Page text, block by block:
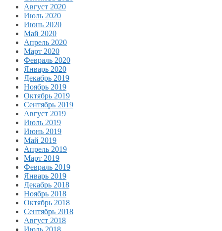
Август 2020
Июль 2020
Июнь 2020
Май 2020
Апрель 2020
Март 2020
Февраль 2020
Январь 2020
Декабрь 2019
Ноябрь 2019
Октябрь 2019
Сентябрь 2019
Август 2019
Июль 2019
Июнь 2019
Май 2019
Апрель 2019
Март 2019
Февраль 2019
Январь 2019
Декабрь 2018
Ноябрь 2018
Октябрь 2018
Сентябрь 2018
Август 2018
Июль 2018